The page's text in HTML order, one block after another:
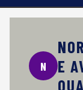
N
E